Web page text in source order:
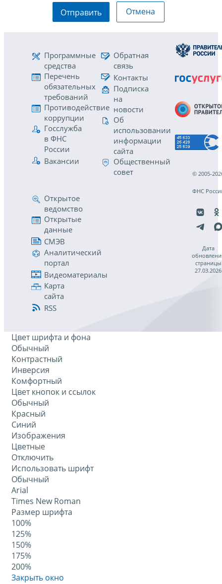
Отправить Отмена
Программные
средства
Перечень
обязательных
требований
Противодействие
коррупции
Госслужба
в ФНС
России
Вакансии
Обратная
связь
Контакты
Подписка
на
новости
Об
использовании
информации
сайта
Общественный
совет
Открытое
ведомство
Открытые
данные
СМЭВ
Аналитический
портал
Видеоматериалы
Карта
сайта
RSS
© 2005-
ФНС
Дата
страницы
27.03.2026
Цвет шрифта и фона
Обычный
Контрастный
Инверсия
Комфортный
Цвет кнопок и ссылок
Обычный
Красный
Синий
Изображения
Цветные
Отключить
Использовать шрифт
Обычный
Arial
Times New Roman
Размер шрифта
100%
125%
150%
175%
200%
Закрыть окно